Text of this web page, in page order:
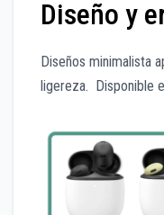
Diseño y
Diseños minimalista
ligereza. Disponible